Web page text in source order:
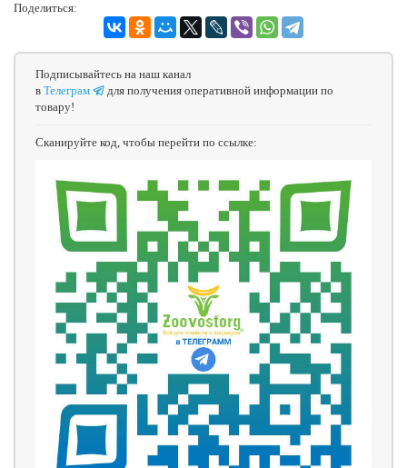
Поделиться:
Подписывайтесь на наш канал
в Телеграм
для получения оперативной информации по
товару!
Сканируйте код, чтобы перейти по ссылке: